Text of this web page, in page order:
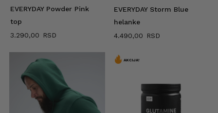
EVERYDAY Powder Pink
top
3.290,00
EVERYDAY Storm Blue
helanke
4.490,00
AKCIJA!